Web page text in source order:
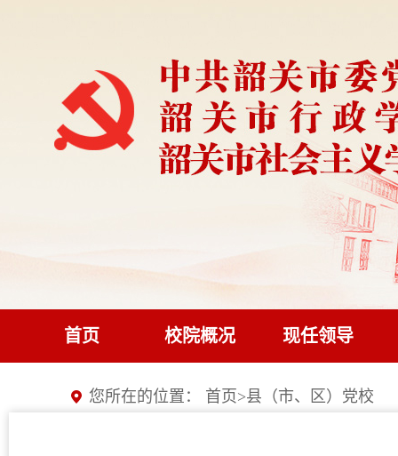
首页 校院概况 现任领导
您所在的位置： 首页>县（市、区）党校